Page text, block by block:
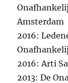
Amsterdam
2016:
2016: Arti
2013: De